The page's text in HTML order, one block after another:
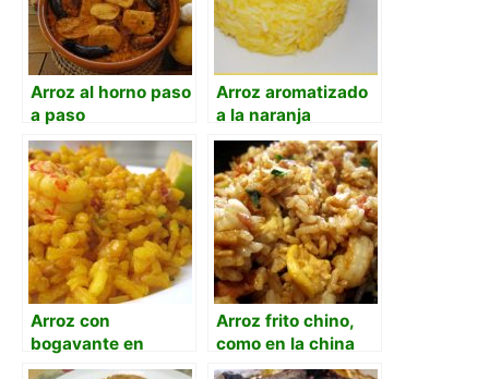
Arroz al horno paso
a paso
Arroz aromatizado
a la naranja
Arroz con
bogavante en
sartén de casa
Arroz frito chino,
como en la china